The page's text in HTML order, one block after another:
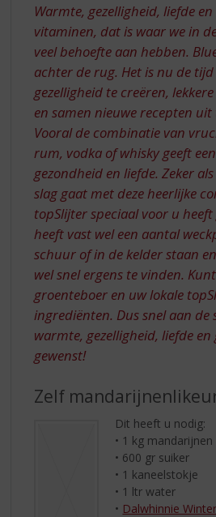
Warmte, gezelligheid, liefde en
vitaminen, dat is waar we in
veel behoefte aan hebben.
achter de rug. Het is nu de
gezelligheid te creëren,
en samen nieuwe recepten
Vooral de combinatie van
rum, vodka of whisky geeft
gezondheid en liefde. Zeker
slag gaat met deze heerlijke
topSlijter speciaal voor u heeft
heeft vast wel een aantal
schuur of in de kelder staan
wel snel ergens te vinden.
groenteboer en uw lokale
ingrediënten. Dus snel aan de
warmte, gezelligheid, liefde
gewenst!
Zelf
Dit heeft u nodig:
• 1 kg mandarijnen
• 600 gr suiker
• 1 kaneelstokje
• 1 ltr water
• Dalwhinnie